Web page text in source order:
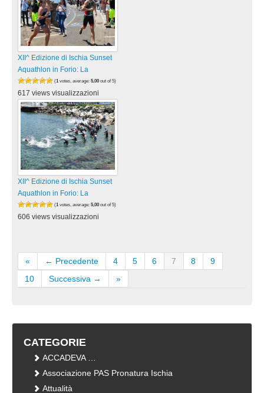
XII^ Edizione di Ischia Sunset
Aquathlon in Forio: La
(1 votes, average: 5,00 out of 5)
617 views visualizzazioni
XII^ Edizione di Ischia Sunset
Aquathlon in Forio: La
(1 votes, average: 5,00 out of 5)
606 views visualizzazioni
« ← Precedente 4 5 6 7 8
9
10
Successiva → »
CATEGORIE
ACCADEVA …
Associazione PAS Pronatura Ischia
Attualità